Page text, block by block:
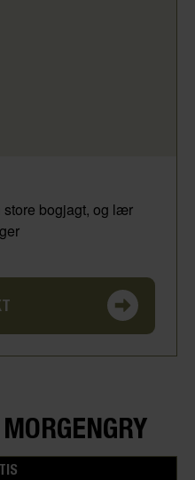
store bogjagt, og lær